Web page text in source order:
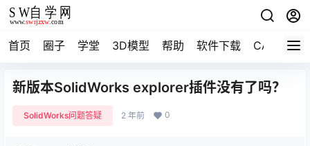
首页 圈子 学堂 3D模型 帮助 软件下载 CAD资料
新版本SolidWorks explorer插件没有了吗？
SolidWorks问题答疑 2 年前 0